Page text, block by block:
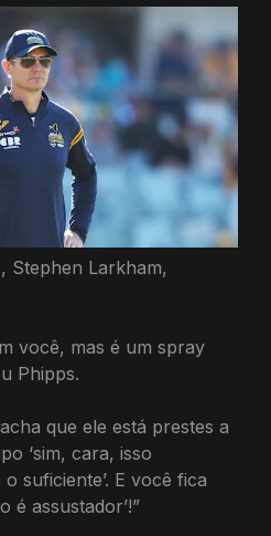
Stephen Larkham,
você, mas é um spray
Phipps.
que ele está prestes a
‘sim, cara, isso
suficiente’. E você fica
é assustador’!”